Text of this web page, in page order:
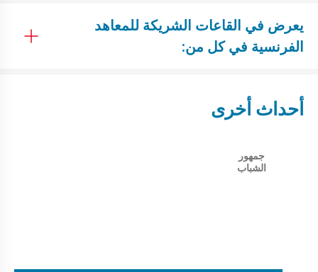
يعرض في القاعات الشريكة للمعاهد
الفرنسية في كل من:
أحداث أخرى
جمهور
الشباب